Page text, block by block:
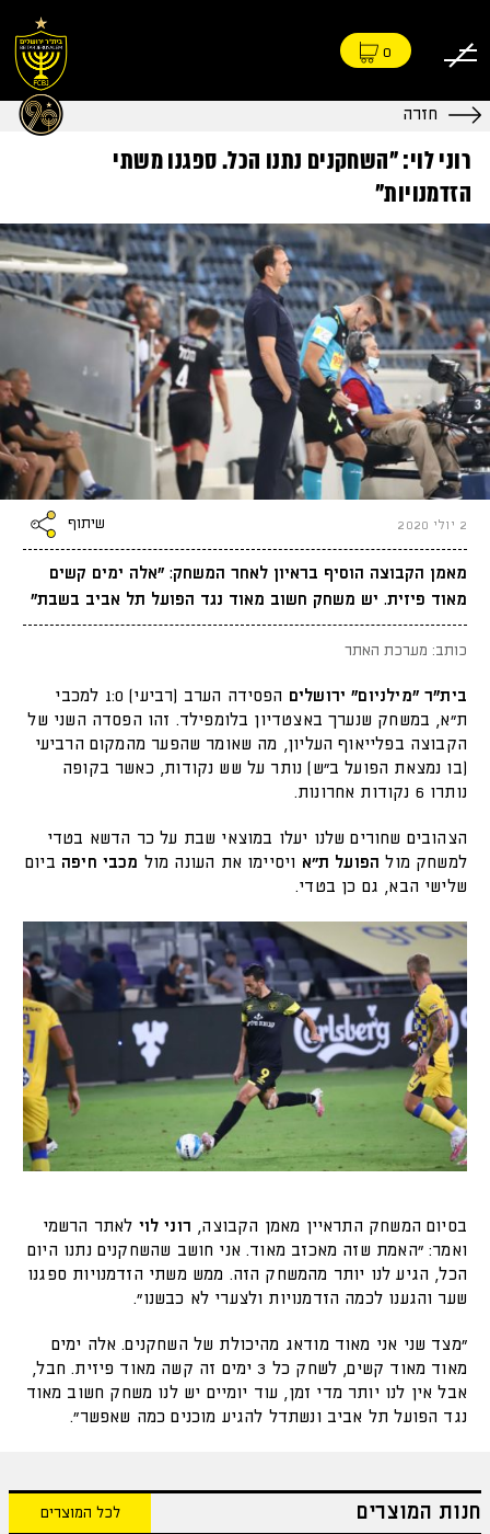
0
חזרה
רוני לוי: "השחקנים נתנו הכל. ספגנו משתי
הזדמנויות"
2 יולי 2020 שיתוף
מאמן הקבוצה הוסיף בראיון לאחר המשחק: "אלה ימים קשים
מאוד פיזית. יש משחק חשוב מאוד נגד הפועל תל אביב בשבת"
כותב: מערכת האתר
בית"ר "מילניום" ירושלים
הפסידה הערב (רביעי) 1:0 למכבי
ת״א, במשחק שנערך באצטדיון בלומפילד. זהו הפסדה השני של
הקבוצה בפלייאוף העליון, מה שאומר שהפער מהמקום הרביעי
(בו נמצאת הפועל ב״ש) נותר על שש נקודות, כאשר בקופה
נותרו 6 נקודות אחרונות.
הצהובים שחורים שלנו יעלו במוצאי שבת על כר הדשא בטדי
למשחק מול הפועל ת״א ויסיימו את העונה מול מכבי חיפה ביום
שלישי הבא, גם כן בטדי.
בסיום המשחק התראיין מאמן הקבוצה, רוני לוי לאתר הרשמי
ואמר: "האמת שזה מאכזב מאוד. אני חושב שהשחקנים נתנו היום
הכל, הגיע לנו יותר מהמשחק הזה. ממש משתי הזדמנויות ספגנו
שער והגענו לכמה הזדמנויות ולצערי לא כבשנו".
"מצד שני אני מאוד מודאג מהיכולת של השחקנים. אלה ימים
מאוד מאוד קשים, לשחק כל 3 ימים זה קשה מאוד פיזית. חבל,
אבל אין לנו יותר מדי זמן, עוד יומיים יש לנו משחק חשוב מאוד
נגד הפועל תל אביב ונשתדל להגיע מוכנים כמה שאפשר".
חנות המוצרים לכל המוצרים